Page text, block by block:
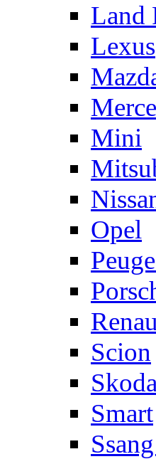
Land
Lexus
Mini
Opel
Scion
Skoda
Smart